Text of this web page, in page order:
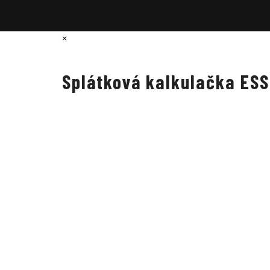
×
Splátková kalkulačka